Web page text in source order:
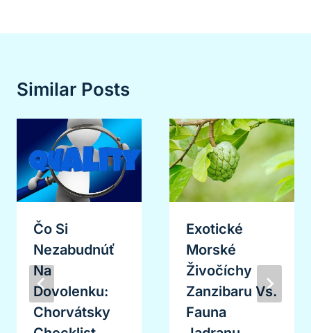
Similar Posts
Čo Si
Nezabudnúť
Na
Dovolenku:
Chorvátsky
Exotické
Morské
Živočíchy
Zanzibaru Vs.
Fauna